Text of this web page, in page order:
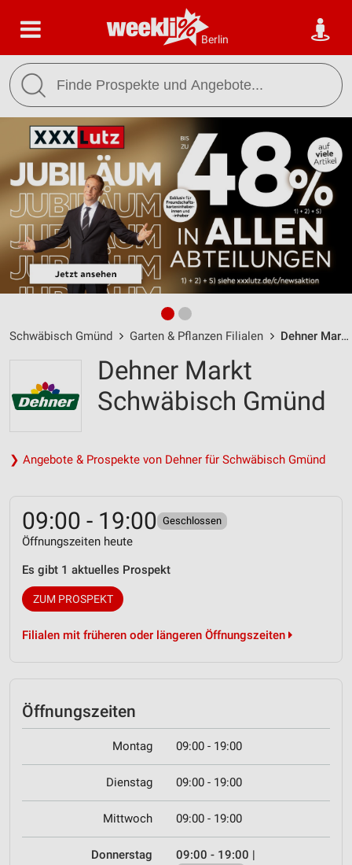
Berlin
Schwäbisch Gmünd Garten & Pflanzen Filialen Dehner Markt Schwäbisch Gmünd / Kraehe 9 - Öffnungszeiten & Adresse
Dehner Markt
Schwäbisch Gmünd
❯ Angebote & Prospekte von Dehner für Schwäbisch Gmünd
09:00 - 19:00 Geschlossen
Öffnungszeiten heute
Es gibt 1 aktuelles Prospekt
ZUM PROSPEKT
Filialen mit früheren oder längeren Öffnungszeiten
Öffnungszeiten
Montag 09:00 - 19:00
Dienstag 09:00 - 19:00
Mittwoch 09:00 - 19:00
Donnerstag 09:00 - 19:00 |